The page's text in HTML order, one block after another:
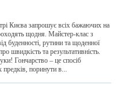
Києва запрошує всіх бажаючих на
щодня. Майстер-клас з
буденності, рутини та щоденної
швидкість та результативність.
Гончарство – це спосіб
предків, поринути в...